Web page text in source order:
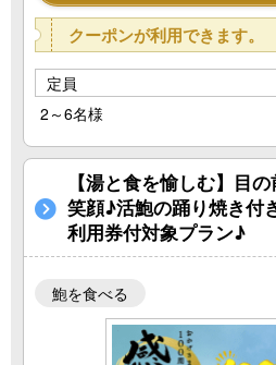
クーポンが利用できます。
定員
2～6名様
【湯と食を愉しむ】目
笑顔♪活鮑の踊り焼き付
利用券付対象プラン♪
鮑を食べる